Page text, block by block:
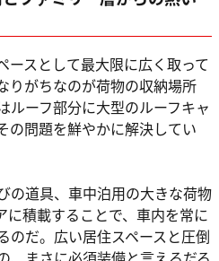
ースとして最大限に広く取って
りがちなのが荷物の収納場所
ルーフ部分に大型のルーフキャ
の問題を鮮やかに解決してい
の道具、車中泊用の大きな荷物
に積載することで、車内を常に
のだ。広い居住スペースと圧倒